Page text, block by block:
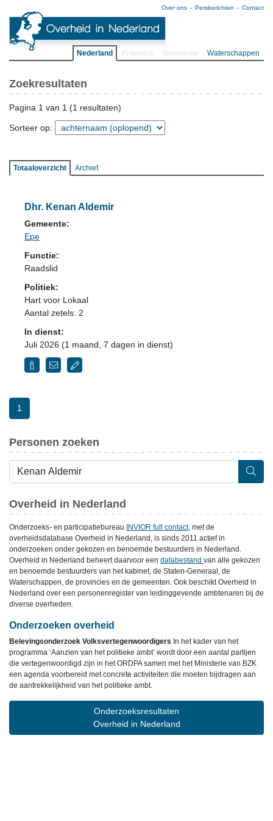
Over ons Persberichten Contact
Nederland Waterschappen
Zoekresultaten
Pagina 1 van 1 (1 resultaten)
Sorteer op:
Totaaloverzicht Archief
Dhr. Kenan Aldemir
Gemeente:
Epe
Functie:
Raadslid
Politiek:
Hart voor Lokaal
Aantal zetels: 2
In dienst:
Juli 2026 (1 maand, 7 dagen in dienst)
1
Personen zoeken
Overheid in Nederland
Onderzoeks- en participatiebureau INVIOR full contact, met de
overheidsdatabase Overheid in Nederland, is sinds 2011 actief in
onderzoeken onder gekozen en benoemde bestuurders in Nederland.
Overheid in Nederland beheert daarvoor een databestand van alle gekozen
en benoemde bestuurders van het kabinet, de Staten-Generaal, de
Waterschappen, de provincies en de gemeenten. Ook beschikt Overheid in
Nederland over een personenregister van leidinggevende ambtenaren bij de
diverse overheden.
Onderzoeken overheid
Belevingsonderzoek Volksvertegenwoordigers In het kader van het
programma ‘Aanzien van het politieke ambt’ wordt door een aantal partijen
die vertegenwoordigd zijn in het ORDPA samen met het Ministerie van BZK
een agenda voorbereid met concrete activiteiten die moeten bijdragen aan
de aantrekkelijkheid van het politieke ambt.
Onderzoeksresultaten
Overheid in Nederland